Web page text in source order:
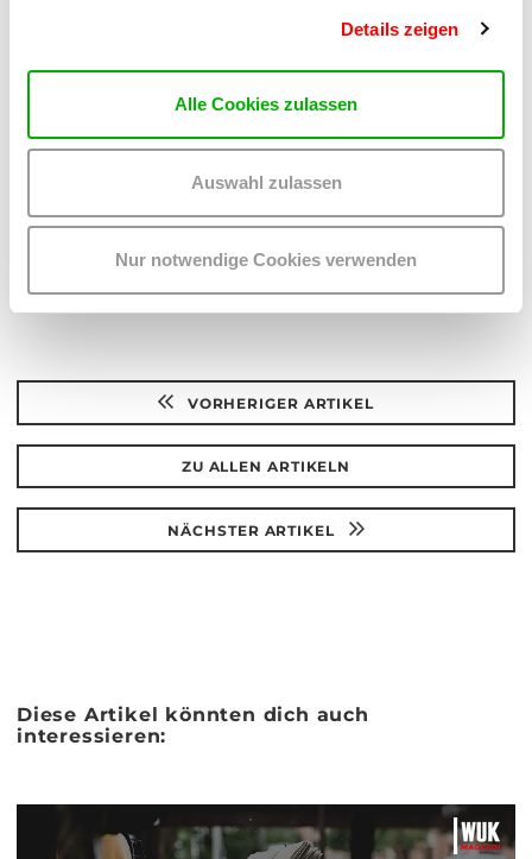
Details zeigen
Alle Cookies zulassen
Auswahl zulassen
Nur notwendige Cookies verwenden
VORHERIGER ARTIKEL
ZU ALLEN ARTIKELN
NÄCHSTER ARTIKEL
Diese Artikel könnten dich auch
interessieren: